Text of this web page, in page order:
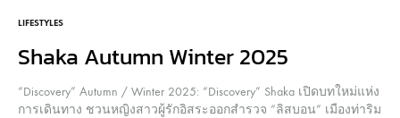
LIFESTYLES
Shaka Autumn Winter 2025
“Discovery” Autumn / Winter 2025: “Discovery” Shaka เปิดบทใหม่แห่ง
การเดินทาง ชวนหญิงสาวผู้รักอิสระออกสำรวจ “ลิสบอน” เมืองท่าริม